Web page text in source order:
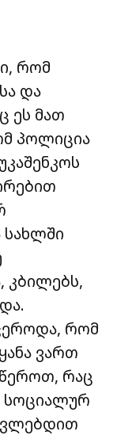
რომ
და
ეს მათ
პოლიცია
კბილებს,
რომ
ვართ
რაც
სოციალურ